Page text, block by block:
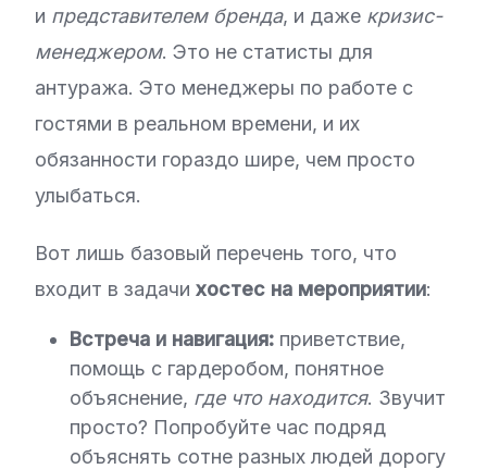
и представителем бренда, и даже кризис-
менеджером. Это не статисты для
антуража. Это менеджеры по работе с
гостями в реальном времени, и их
обязанности гораздо шире, чем просто
улыбаться.
Вот лишь базовый перечень того, что
входит в задачи хостес на мероприятии:
Встреча и навигация: приветствие,
помощь с гардеробом, понятное
объяснение, где что находится. Звучит
просто? Попробуйте час подряд
объяснять сотне разных людей дорогу